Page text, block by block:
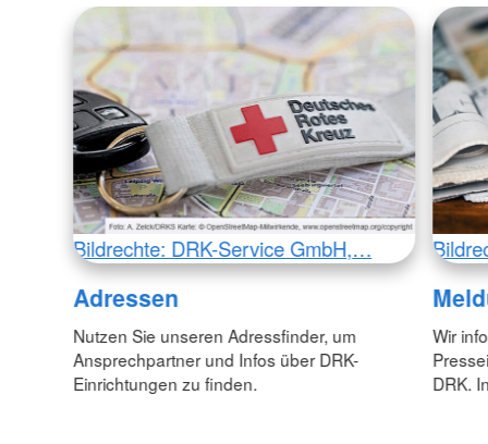
Bildrechte: DRK-Service GmbH,…
Adressen
Nutzen Sie unseren Adressfinder, um
Ansprechpartner und Infos über DRK-
Einrichtungen zu finden.
Wir
DRK.